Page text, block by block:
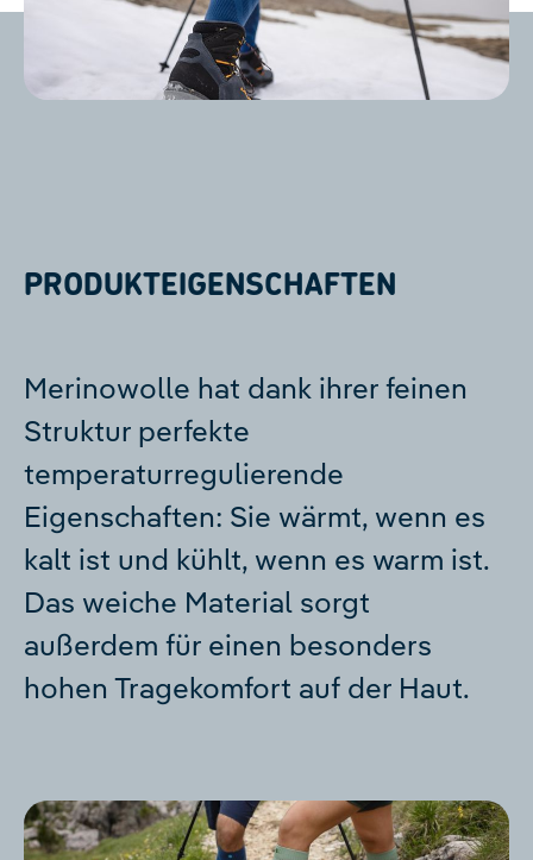
PRODUKTEIGENSCHAFTEN
Merinowolle hat dank ihrer feinen
Struktur perfekte
temperaturregulierende
Eigenschaften: Sie wärmt, wenn es
kalt ist und kühlt, wenn es warm ist.
Das weiche Material sorgt
außerdem für einen besonders
hohen Tragekomfort auf der Haut.